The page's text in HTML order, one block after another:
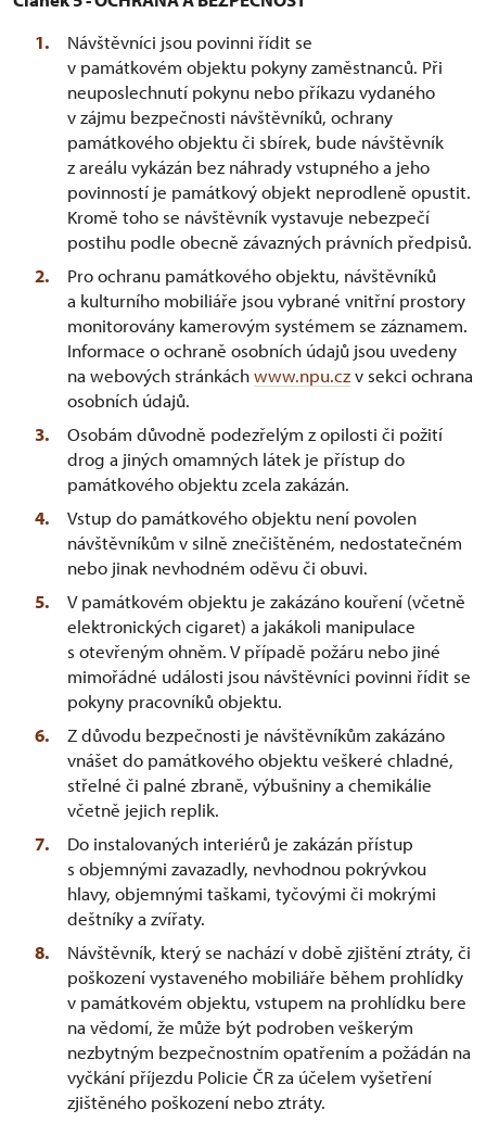
Návštěvníci jsou povinni řídit se
v památkovém objektu pokyny zaměstnanců. Při
neuposlechnutí pokynu nebo příkazu vydaného
v zájmu bezpečnosti návštěvníků, ochrany
památkového objektu či sbírek, bude návštěvník
z areálu vykázán bez náhrady vstupného a jeho
povinností je památkový objekt neprodleně opustit.
Kromě toho se návštěvník vystavuje nebezpečí
postihu podle obecně závazných právních předpisů.
Pro ochranu památkového objektu, návštěvníků
a kulturního mobiliáře jsou vybrané vnitřní prostory
monitorovány kamerovým systémem se záznamem.
Informace o ochraně osobních údajů jsou uvedeny
na webových stránkáchwww.npu.czv sekci ochrana
osobních údajů.
Osobám důvodně podezřelým z opilosti či požití
drog a jiných omamných látek je přístup do
památkového objektu zcela zakázán.
Vstup do památkového objektu není povolen
návštěvníkům v silně znečištěném, nedostatečném
nebo jinak nevhodném oděvu či obuvi.
V památkovém objektu je zakázáno kouření (včetně
elektronických cigaret) a jakákoli manipulace
s otevřeným ohněm. V případě požáru nebo jiné
mimořádné události jsou návštěvníci povinni řídit se
pokyny pracovníků objektu.
Z důvodu bezpečnosti je návštěvníkům zakázáno
vnášet do památkového objektu veškeré chladné,
střelné či palné zbraně, výbušniny a chemikálie
včetně jejich replik.
Do instalovaných interiérů je zakázán přístup
s objemnými zavazadly, nevhodnou pokrývkou
hlavy, objemnými taškami, tyčovými či mokrými
deštníky a zvířaty.
Návštěvník, který se nachází v době zjištění ztráty, či
poškození vystaveného mobiliáře během prohlídky
v památkovém objektu, vstupem na prohlídku bere
na vědomí, že může být podroben veškerým
nezbytným bezpečnostním opatřením a požádán na
vyčkání příjezdu Policie ČR za účelem vyšetření
zjištěného poškození nebo ztráty.